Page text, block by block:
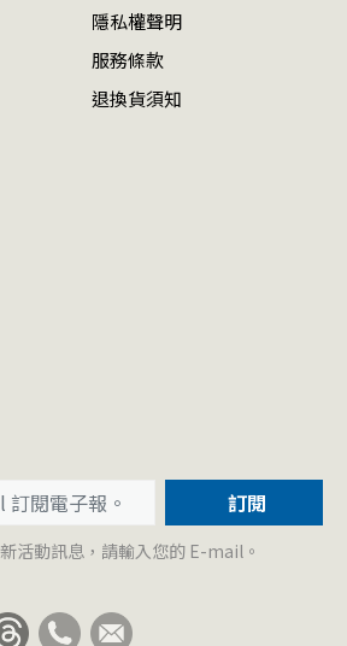
隱私權聲明
服務條款
退換貨須知
訂閱
活動訊息，請輸入您的 E-mail。